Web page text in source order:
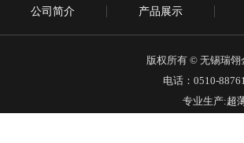
公司简介 产品展示
版权所有 © 无锡瑞
电话：0510-
专业生产:超